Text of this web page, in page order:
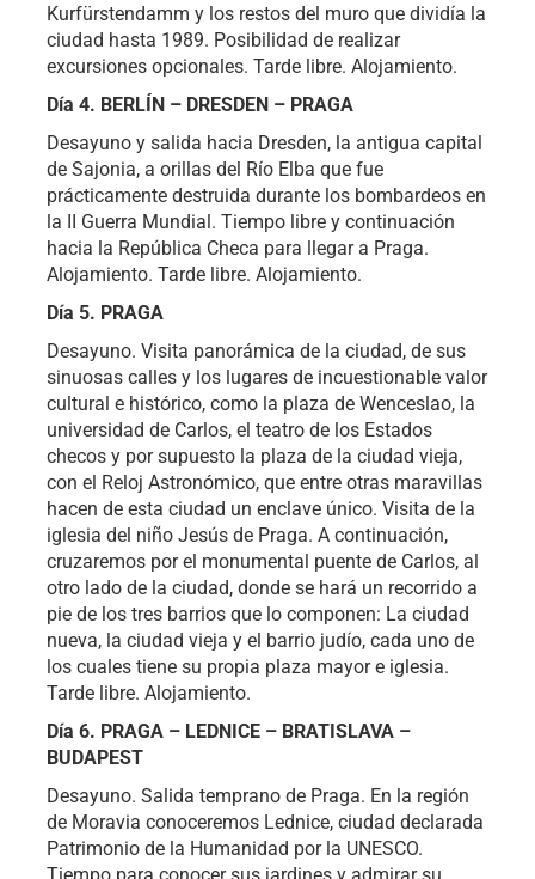
Kurfürstendamm y los restos del muro que dividía la
ciudad hasta 1989. Posibilidad de realizar
excursiones opcionales. Tarde libre. Alojamiento.
Día 4. BERLÍN – DRESDEN – PRAGA
Desayuno y salida hacia Dresden, la antigua capital
de Sajonia, a orillas del Río Elba que fue
prácticamente destruida durante los bombardeos en
la II Guerra Mundial. Tiempo libre y continuación
hacia la República Checa para llegar a Praga.
Alojamiento. Tarde libre. Alojamiento.
Día 5. PRAGA
Desayuno. Visita panorámica de la ciudad, de sus
sinuosas calles y los lugares de incuestionable valor
cultural e histórico, como la plaza de Wenceslao, la
universidad de Carlos, el teatro de los Estados
checos y por supuesto la plaza de la ciudad vieja,
con el Reloj Astronómico, que entre otras maravillas
hacen de esta ciudad un enclave único. Visita de la
iglesia del niño Jesús de Praga. A continuación,
cruzaremos por el monumental puente de Carlos, al
otro lado de la ciudad, donde se hará un recorrido a
pie de los tres barrios que lo componen: La ciudad
nueva, la ciudad vieja y el barrio judío, cada uno de
los cuales tiene su propia plaza mayor e iglesia.
Tarde libre. Alojamiento.
Día 6. PRAGA – LEDNICE – BRATISLAVA –
BUDAPEST
Desayuno. Salida temprano de Praga. En la región
de Moravia conoceremos Lednice, ciudad declarada
Patrimonio de la Humanidad por la UNESCO.